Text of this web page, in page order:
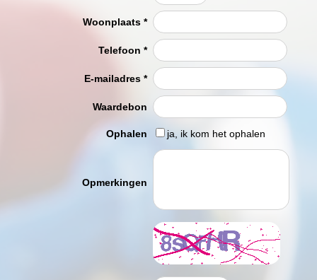
Woonplaats *
Telefoon *
E-mailadres *
Waardebon
Ophalen ja, ik kom het ophalen
Opmerkingen